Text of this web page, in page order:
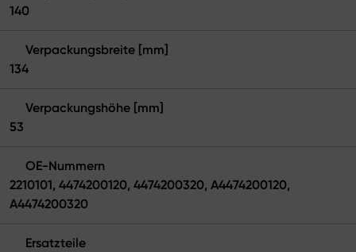
140
Verpackungsbreite [mm]
134
Verpackungshöhe [mm]
53
OE-Nummern
2210101, 4474200120, 4474200320, A4474200120,
A4474200320
Ersatzteile